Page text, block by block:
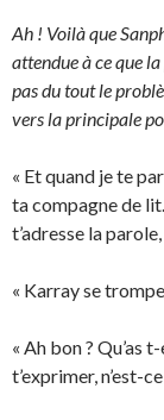
Ah ! Voilà que
attendue à ce que
pas du tout le
vers la principale
« Et quand je te
ta compagne de
t’adresse la
« Karray se
« Ah bon ? Qu’as
t’exprimer, n’est-